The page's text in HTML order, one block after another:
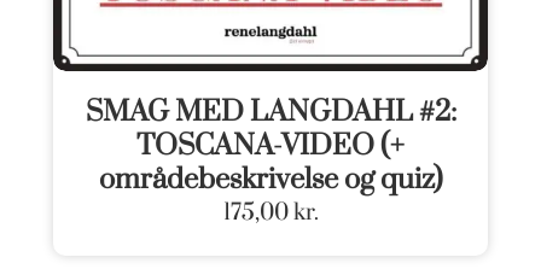
SMAG MED LANGDAHL #2:
TOSCANA-VIDEO (+
områdebeskrivelse og quiz)
175,00kr.